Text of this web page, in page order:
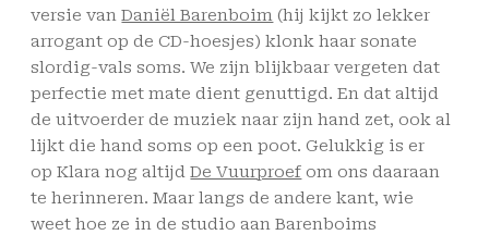
versie vanDaniël Barenboim (hij kijkt zo lekker
arrogant op de CD-hoesjes) klonk haar sonate
slordig-vals soms. We zijn blijkbaar vergeten dat
perfectie met mate dient genuttigd. En dat altijd
de uitvoerder de muziek naar zijn hand zet, ook al
lijkt die hand soms op een poot. Gelukkig is er
op Klara nog altijdDe Vuurproef om ons daaraan
te herinneren. Maar langs de andere kant, wie
weet hoe ze in de studio aan Barenboims